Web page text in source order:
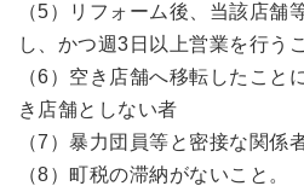
（5）リフォーム後、当該店舗
し、かつ週3日以上営業を行う
（6）空き店舗へ移転したこと
き店舗としない者
（7）暴力団員等と密接な関係
（8）町税の滞納がないこと。